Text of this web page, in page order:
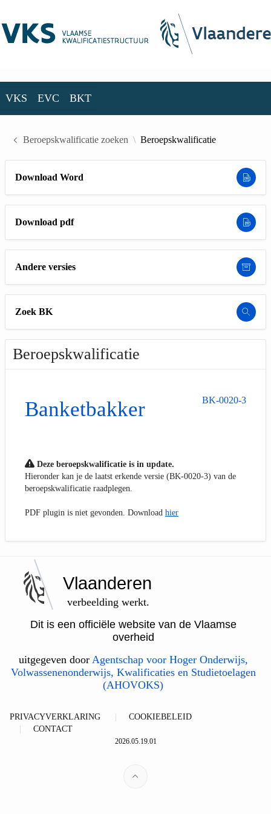
VKS EVC BKT
Beroepskwalificatie zoeken Beroepskwalificatie
Download Word
Download pdf
Andere versies
Zoek BK
Beroepskwalificatie
Banketbakker BK-0020-3
Deze beroepskwalificatie is in update.
Hieronder kan je de laatst erkende versie (BK-0020-3) van de
beroepskwalificatie raadplegen.
PDF plugin is niet gevonden. Download hier
Vlaanderen
verbeelding werkt.
Dit is een officiële website van de Vlaamse
overheid
uitgegeven door Agentschap voor Hoger Onderwijs,
Volwassenenonderwijs, Kwalificaties en Studietoelagen
(AHOVOKS)
PRIVACYVERKLARING
COOKIEBELEID
CONTACT
2026.05.19.01